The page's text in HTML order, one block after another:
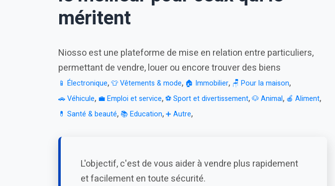
méritent
Niosso est une plateforme de mise en relation entre particuliers,
permettant de vendre, louer ou encore trouver des biens
📱 Électronique,👕 Vêtements & mode, 🏠 Immobilier, 🪑 Pour la maison,
🚗 Véhicule, 💼 Emploi et service,⚽ Sport et divertissement,🐶 Animal, 🍎 Aliment,
💊 Santé & beauté, 📚 Education,➕ Autre,
L'objectif, c'est de vous aider à vendre plus rapidement
et facilement en toute sécurité.